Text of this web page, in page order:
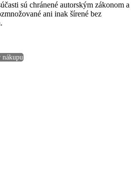
sú chránené autorským zákonom a
ani inak šírené bez
nákupu